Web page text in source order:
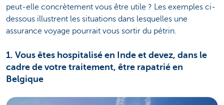
peut-elle concrètement vous être utile ? Les exemples ci-
dessous illustrent les situations dans lesquelles une
assurance voyage pourrait vous sortir du pétrin.
1. Vous êtes hospitalisé en Inde et devez, dans le
cadre de votre traitement, être rapatrié en
Belgique